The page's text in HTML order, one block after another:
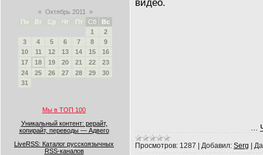
« Октябрь 2011
»
Пн
Вт Ср Чт Пт Сб
Вс
1
2
3
4 5 6 7 8
9
10
11 12 13 14 15
16
17
18 19 20 21 22
23
24
25 26 27 28 29
30
31
Мы в ТОП 100
Уникальный контент: рерайт,
копирайт, переводы — Адвего
LiveRSS: Каталог русскоязычных
RSS-каналов
...
Просмотров: 1287 Добавил: Serg